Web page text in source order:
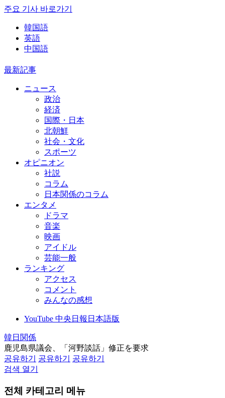
주요 기사 바로가기
韓国語
英語
中国語
最新記事
ニュース
政治
経済
国際・日本
北朝鮮
社会・文化
スポーツ
オピニオン
社説
コラム
日本関係のコラム
エンタメ
ドラマ
音楽
映画
アイドル
芸能一般
ランキング
アクセス
コメント
みんなの感想
YouTube 中央日報日本語版
韓日関係
鹿児島県議会、「河野談話」修正を要求
공유하기
공유하기
공유하기
검색 열기
전체 카테고리 메뉴